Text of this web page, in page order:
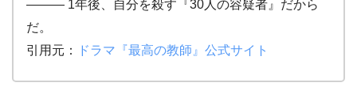
——— 1年後、自分を殺す『30人の容疑者』だから
だ。
引用元：
ドラマ『最高の教師』公式サイト